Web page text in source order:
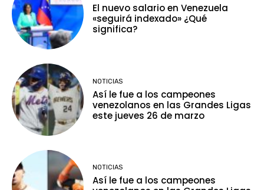
El nuevo salario en Venezuela
«seguirá indexado» ¿Qué
significa?
NOTICIAS
Así le fue a los campeones
venezolanos en las Grandes Ligas
este jueves 26 de marzo
NOTICIAS
Así le fue a los campeones